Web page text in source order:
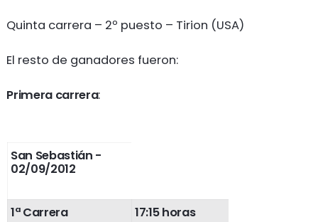
Quinta carrera – 2º puesto – Tirion (USA)
El resto de ganadores fueron:
Primera carrera:
San Sebastián -
02/09/2012
1ª Carrera 17:15 horas